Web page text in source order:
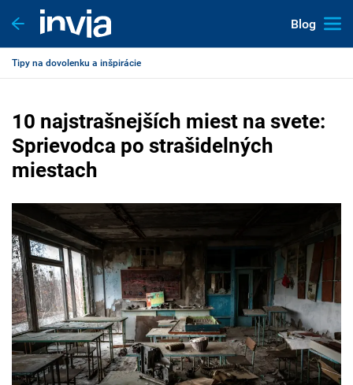
Blog
Tipy na dovolenku a inšpirácie
10 najstrašnejších miest na svete:
Sprievodca po strašidelných
miestach